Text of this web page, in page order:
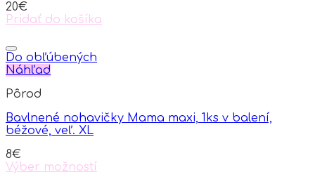
20€
Pridať do košíka
Do obľúbených
Náhľad
Pôrod
Bavlnené nohavičky Mama maxi, 1ks v balení,
béžové, veľ. XL
8€
Výber možností